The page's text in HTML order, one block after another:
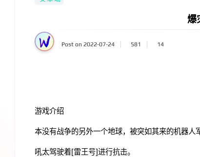
爆
Post on 2022-07-24 581 14
游戏介绍
本没有战争的另外一个地球，被突如其来的机器人
吼太驾驶着[雷王号]进行抗击。